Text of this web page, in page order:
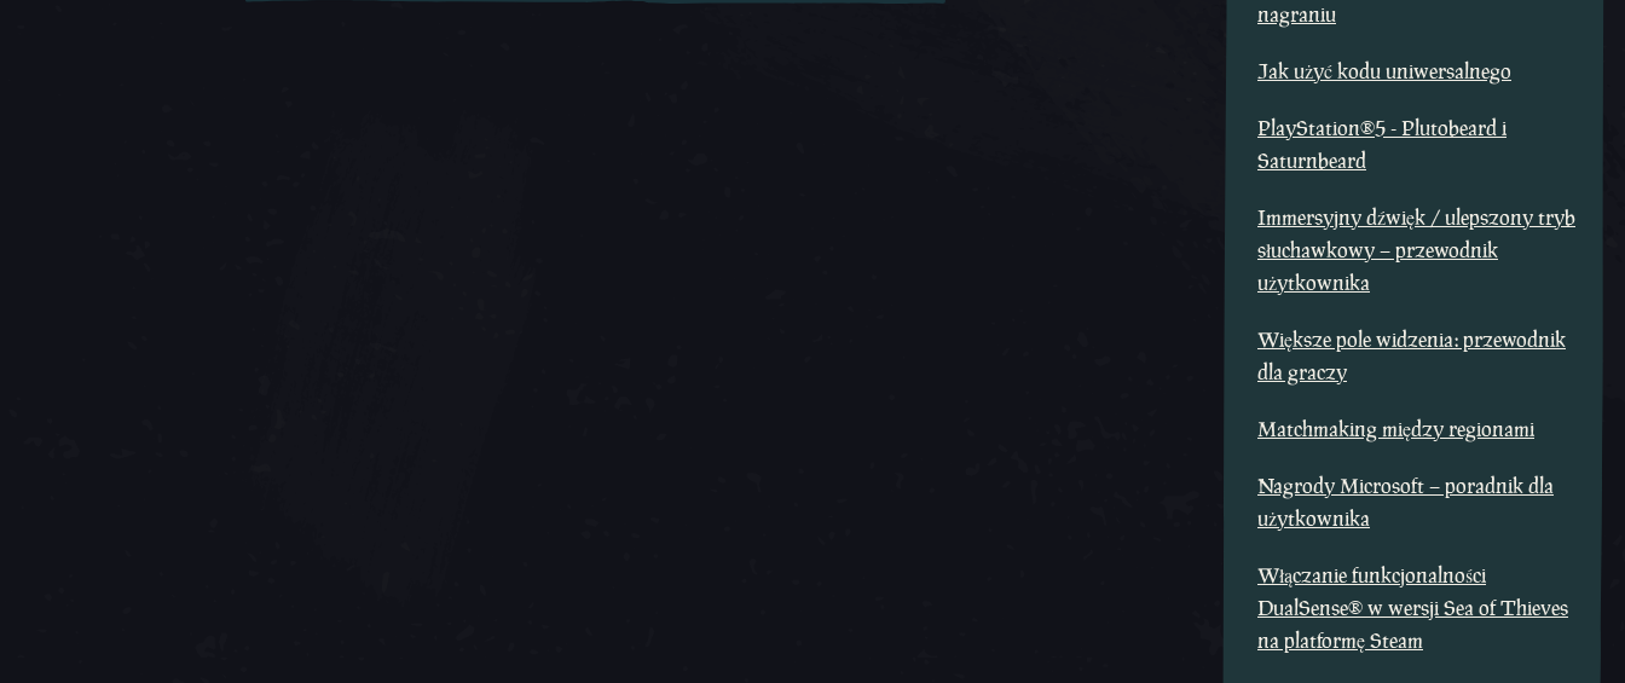
nagraniu
Jak użyć kodu uniwersalnego
PlayStation®5 - Plutobeard i
Saturnbeard
Immersyjny dźwięk / ulepszony tryb
słuchawkowy – przewodnik
użytkownika
Większe pole widzenia: przewodnik
dla graczy
Matchmaking między regionami
Nagrody Microsoft – poradnik dla
użytkownika
Włączanie funkcjonalności
DualSense® w wersji Sea of Thieves
na platformę Steam